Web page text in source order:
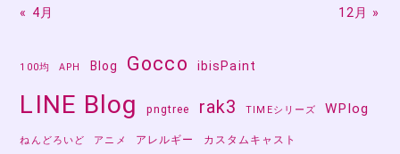
« 4月 12月 »
100均 APH Blog Gocco ibisPaint
LINE Blog pngtree rak3 TIMEシリーズ WPlog
ねんどろいど アニメ アレルギー
カスタムキャスト